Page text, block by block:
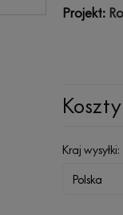
Projekt:
Kraj wysyłki: